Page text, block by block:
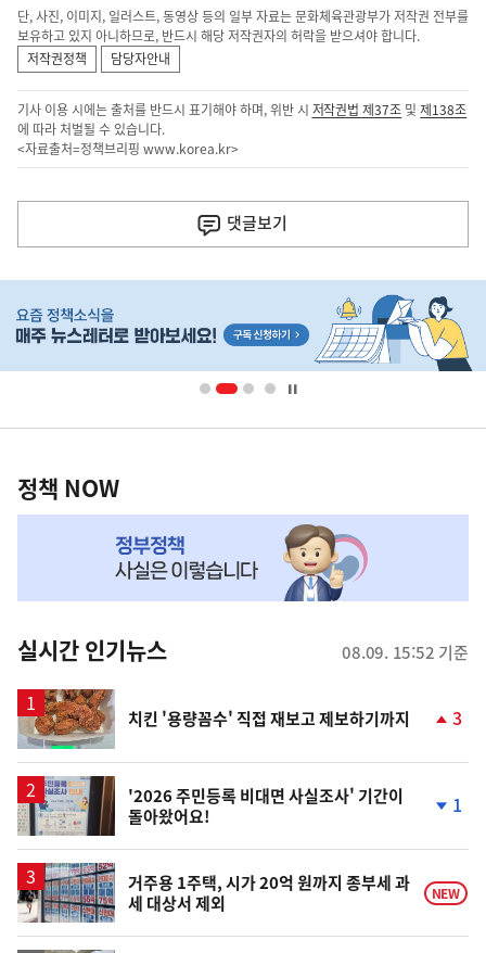
단, 사진, 이미지, 일러스트, 동영상 등의 일부 자료는 문화체육관광부가 저작권 전부를
보유하고 있지 아니하므로, 반드시 해당 저작권자의 허락을 받으셔야 합니다.
저작권정책
담당자안내
기사 이용 시에는 출처를 반드시 표기해야 하며, 위반 시 저작권법 제37조 및제138조
에 따라 처벌될 수 있습니다.
<자료출처=정책브리핑 www.korea.kr>
다
음
기
댓글보기
단
배
영
책
NOW,
뉴
스
정책 NOW
실시간 인기뉴스 08.09. 15:52 기준
치킨 '용량꼼수' 직접 재보고 제보하기까지 3
'2026 주민등록 비대면 사실조사' 기간이
돌아왔어요!
락
1
거주용 1주택, 시가 20억 원까지 종부세 과
세 대상서 제외
NEW